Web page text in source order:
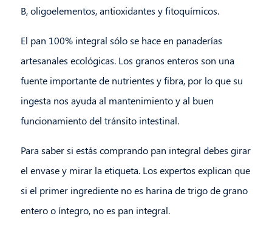
B, oligoelementos, antioxidantes y fitoquímicos.
El pan 100% integral sólo se hace en panaderías
artesanales ecológicas. Los granos enteros son una
fuente importante de nutrientes y fibra, por lo que su
ingesta nos ayuda al mantenimiento y al buen
funcionamiento del tránsito intestinal.
Para saber si estás comprando pan integral debes girar
el envase y mirar la etiqueta. Los expertos explican que
si el primer ingrediente no es harina de trigo de grano
entero o íntegro, no es pan integral.